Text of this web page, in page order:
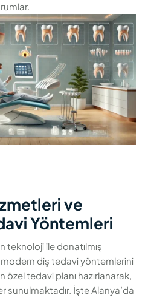
ve
Yöntemleri
teknoloji ile donatılmış
diş tedavi yöntemlerini
tedavi planı hazırlanarak,
sunulmaktadır. İşte Alanya’da